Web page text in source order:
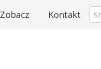
Zobacz Kontakt